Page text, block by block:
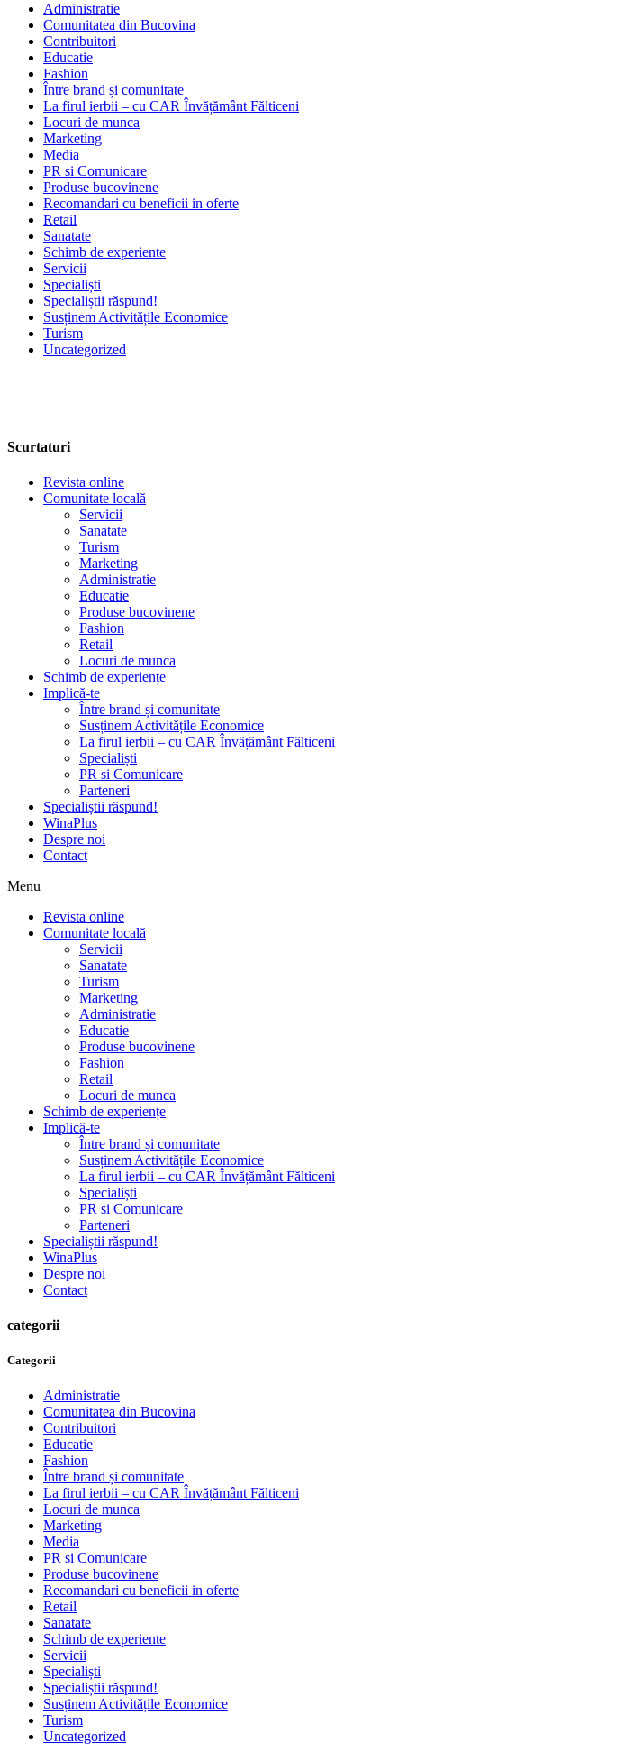
Administratie
Comunitatea din Bucovina
Contribuitori
Educatie
Fashion
Între brand și comunitate
La firul ierbii – cu CAR Învățământ Fălticeni
Locuri de munca
Marketing
Media
PR si Comunicare
Produse bucovinene
Recomandari cu beneficii in oferte
Retail
Sanatate
Schimb de experiente
Servicii
Specialiști
Specialiștii răspund!
Susținem Activitățile Economice
Turism
Uncategorized
Scurtaturi
Revista online
Comunitate locală
Servicii
Sanatate
Turism
Marketing
Administratie
Educatie
Produse bucovinene
Fashion
Retail
Locuri de munca
Schimb de experiențe
Implică-te
Între brand și comunitate
Susținem Activitățile Economice
La firul ierbii – cu CAR Învățământ Fălticeni
Specialiști
PR si Comunicare
Parteneri
Specialiștii răspund!
WinaPlus
Despre noi
Contact
Menu
Revista online
Comunitate locală
Servicii
Sanatate
Turism
Marketing
Administratie
Educatie
Produse bucovinene
Fashion
Retail
Locuri de munca
Schimb de experiențe
Implică-te
Între brand și comunitate
Susținem Activitățile Economice
La firul ierbii – cu CAR Învățământ Fălticeni
Specialiști
PR si Comunicare
Parteneri
Specialiștii răspund!
WinaPlus
Despre noi
Contact
categorii
Categorii
Administratie
Comunitatea din Bucovina
Contribuitori
Educatie
Fashion
Între brand și comunitate
La firul ierbii – cu CAR Învățământ Fălticeni
Locuri de munca
Marketing
Media
PR si Comunicare
Produse bucovinene
Recomandari cu beneficii in oferte
Retail
Sanatate
Schimb de experiente
Servicii
Specialiști
Specialiștii răspund!
Susținem Activitățile Economice
Turism
Uncategorized